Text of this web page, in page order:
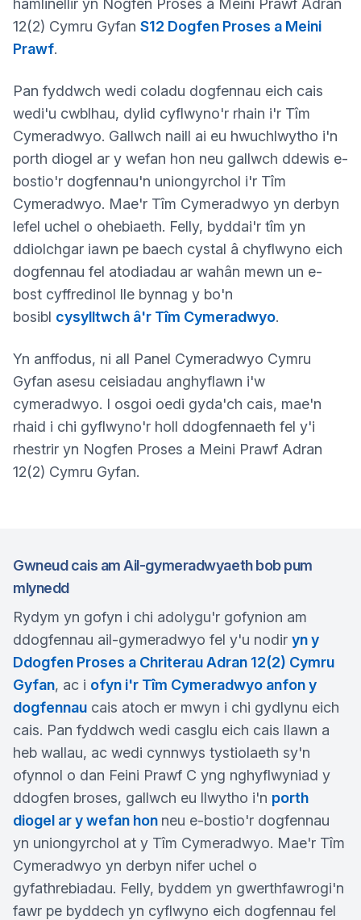
hamlinellir yn Nogfen Proses a Meini Prawf Adran
12(2) Cymru Gyfan S12 Dogfen Proses a Meini
Prawf.
Pan fyddwch wedi coladu dogfennau eich cais
wedi'u cwblhau, dylid cyflwyno'r rhain i'r Tîm
Cymeradwyo. Gallwch naill ai eu hwuchlwytho i'n
porth diogel ar y wefan hon neu gallwch ddewis e-
bostio'r dogfennau'n uniongyrchol i'r Tîm
Cymeradwyo. Mae'r Tîm Cymeradwyo yn derbyn
lefel uchel o ohebiaeth. Felly, byddai'r tîm yn
ddiolchgar iawn pe baech cystal â chyflwyno eich
dogfennau fel atodiadau ar wahân mewn un e-
bost cyffredinol lle bynnag y bo'n
bosibl cysylltwch â'r Tîm Cymeradwyo.
Yn anffodus, ni all Panel Cymeradwyo Cymru
Gyfan asesu ceisiadau anghyflawn i'w
cymeradwyo. I osgoi oedi gyda'ch cais, mae'n
rhaid i chi gyflwyno'r holl ddogfennaeth fel y'i
rhestrir yn Nogfen Proses a Meini Prawf Adran
12(2) Cymru Gyfan.
Gwneud cais am Ail-gymeradwyaeth bob pum
mlynedd
Rydym yn gofyn i chi adolygu'r gofynion am
ddogfennau ail-gymeradwyo fel y'u nodir yn y
Ddogfen Proses a Chriterau Adran 12(2) Cymru
Gyfan, ac i ofyn i'r Tîm Cymeradwyo anfon y
dogfennau cais atoch er mwyn i chi gydlynu eich
cais. Pan fyddwch wedi casglu eich cais llawn a
heb wallau, ac wedi cynnwys tystiolaeth sy'n
ofynnol o dan Feini Prawf C yng nghyflwyniad y
ddogfen broses, gallwch eu llwytho i'n porth
diogel ar y wefan hon neu e-bostio'r dogfennau
yn uniongyrchol at y Tîm Cymeradwyo. Mae'r Tîm
Cymeradwyo yn derbyn nifer uchel o
gyfathrebiadau. Felly, byddem yn gwerthfawrogi'n
fawr pe byddech yn cyflwyno eich dogfennau fel